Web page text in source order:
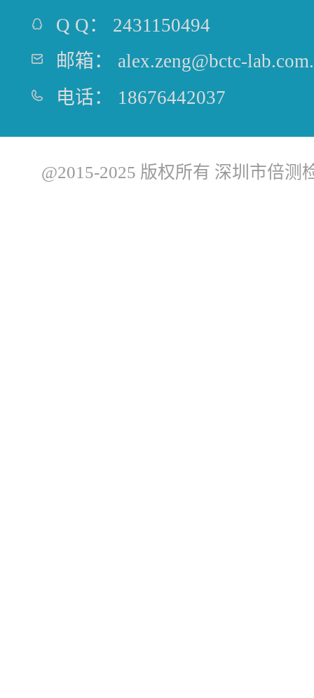
Q Q： 2431150494
邮箱： alex.zeng@bctc-
电话： 18676442037
@2015-2025 版权所有 深圳市倍测